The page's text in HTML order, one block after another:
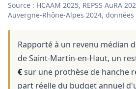
Source : HCAAM 2025, REPSS AuRA
Auvergne-Rhône-Alpes 2024, données
Rapporté à un revenu médian
de Saint-Martin-en-Haut, un
€sur une prothèse de hanche
part réelle du budget annuel